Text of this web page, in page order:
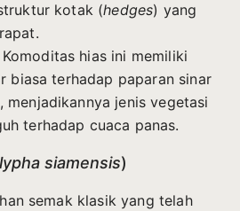
kotak (hedges) yang
Komoditas hias ini memiliki
biasa terhadap paparan sinar
menjadikannya jenis vegetasi
terhadap cuaca panas.
siamensis)
semak klasik yang telah